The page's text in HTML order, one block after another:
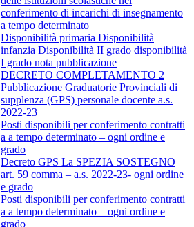
conferimento di incarichi di insegnamento
a tempo determinato
Disponibilità primaria Disponibilità
infanzia Disponibilità II grado disponibilità
I grado nota pubblicazione
DECRETO COMPLETAMENTO 2
Pubblicazione Graduatorie Provinciali di
supplenza (GPS) personale docente a.s.
2022-23
Posti disponibili per conferimento contratti
a a tempo determinato – ogni ordine e
grado
Decreto GPS La SPEZIA SOSTEGNO
art. 59 comma – a.s. 2022-23- ogni ordine
e grado
Posti disponibili per conferimento contratti
a a tempo determinato – ogni ordine e
grado